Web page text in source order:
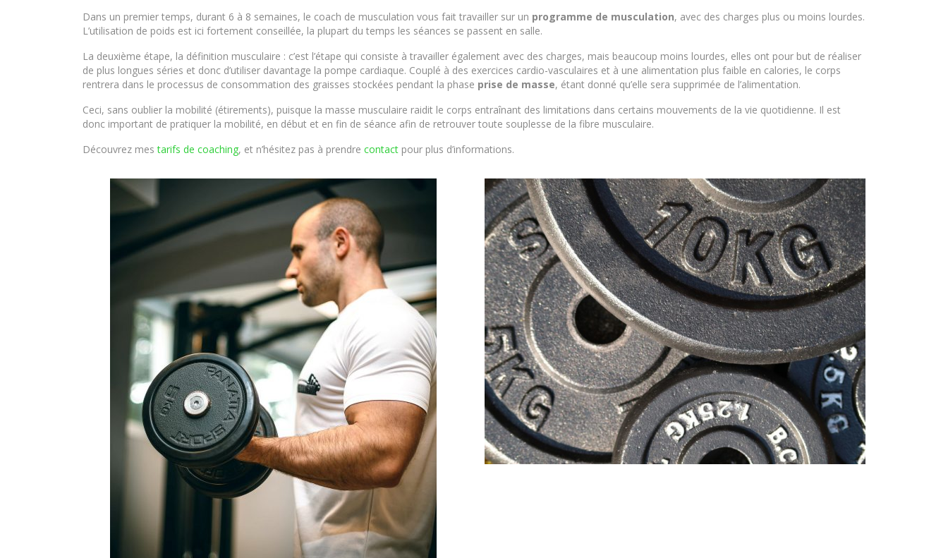
Dans un premier temps, durant 6 à 8 semaines, le coach de musculation vous fait travailler sur un programme de musculation, avec des charges plus ou moins lourdes.
L’utilisation de poids est ici fortement conseillée, la plupart du temps les séances se passent en salle.
La deuxième étape, la définition musculaire : c’est l’étape qui consiste à travailler également avec des charges, mais beaucoup moins lourdes, elles ont pour but de réaliser
de plus longues séries et donc d’utiliser davantage la pompe cardiaque. Couplé à des exercices cardio-vasculaires et à une alimentation plus faible en calories, le corps
rentrera dans le processus de consommation des graisses stockées pendant la phase prise de masse, étant donné qu’elle sera supprimée de l’alimentation.
Ceci, sans oublier la mobilité (étirements), puisque la masse musculaire raidit le corps entraînant des limitations dans certains mouvements de la vie quotidienne. Il est
donc important de pratiquer la mobilité, en début et en fin de séance afin de retrouver toute souplesse de la fibre musculaire.
Découvrez mestarifs de coaching, et n’hésitez pas à prendre contact pour plus d’informations.